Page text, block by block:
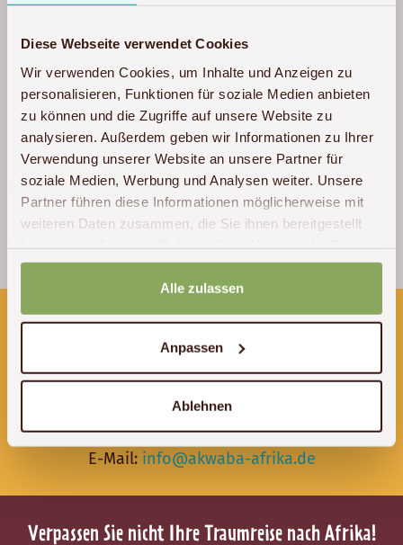
Diese Webseite verwendet Cookies
Wir verwenden Cookies, um Inhalte und Anzeigen zu
personalisieren, Funktionen für soziale Medien anbieten
zu können und die Zugriffe auf unsere Website zu
analysieren. Außerdem geben wir Informationen zu Ihrer
Verwendung unserer Website an unsere Partner für
soziale Medien, Werbung und Analysen weiter. Unsere
Partner führen diese Informationen möglicherweise mit
weiteren Daten zusammen, die Sie ihnen bereitgestellt
gesammelt haben.
Alle zulassen
Anpassen
Ablehnen
Michelle & Philipp
im Internet. Abschließend kann ich sagen,
dass wir unglaublich dankbar für diese
liches Dankeschön an Akwaba! Das war
sicher nicht unsere letzte Afrika Reise!
lesen »
Wir sind für Sie erreichbar:
Montags - Donnerstags 10 - 18 Uhr
Freitags 10 - 16 Uhr
Tel:+49 (0)341 – 22 38 71 60
E-Mail: info@akwaba-afrika.de
Verpassen Sie nicht Ihre Traumreise nach Afrika!